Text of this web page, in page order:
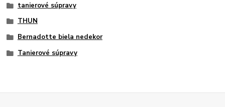
tanierové súpravy
THUN
Bernadotte biela nedekor
Tanierové súpravy